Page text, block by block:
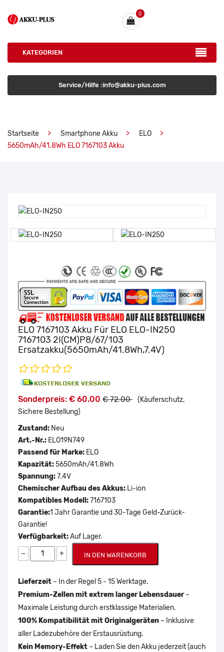
0
KATEGORIEN
Service/Hilfe :info@akku-plus.com
Startseite Smartphone Akku
ELO
5650mAh/41.8Wh ELO 7167103 Akku
ELO 7167103 Akku Für ELO ELO-IN250
7167103 2I(CM)P8/67/103
Ersatzakku(5650mAh/41.8Wh,7.4V)
Sonderpreis: € 60.00 € 72.00 (Käuferschutz,
Sichere Bestellung)
Zustand: Neu
Art.-Nr.: ELO19N749
Passend für Marke: ELO
Kapazität:5650mAh/41.8Wh
Spannung:7.4V
Chemischer Aufbau des Akkus: Li-ion
Kompatibles Modell:7167103
Garantie:1 Jahr Garantie und 30-Tage Geld-Zurück-
Garantie!
Verfügbarkeit:Auf Lager.
− + IN DEN WARENKORB
Lieferzeit – In der Regel 5 - 15 Werktage.
Premium-Zellen mit extrem langer Lebensdauer–
Maximale Leistung durch erstklassige Materialien.
100% Kompatibilität mit Originalgeräten – Inklusive
aller Ladezubehöre der Erstausrüstung.
Kein Memory-Effekt – Laden Sie den Akku jederzeit (auch